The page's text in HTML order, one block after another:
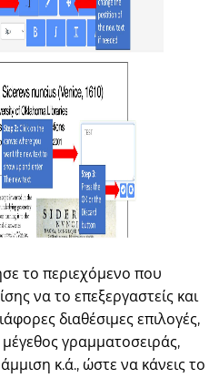
το περιεχόμενο που
να το επεξεργαστείς και
διαθέσιμες επιλογές,
γραμματοσειράς,
κ.ά., ώστε να κάνεις το